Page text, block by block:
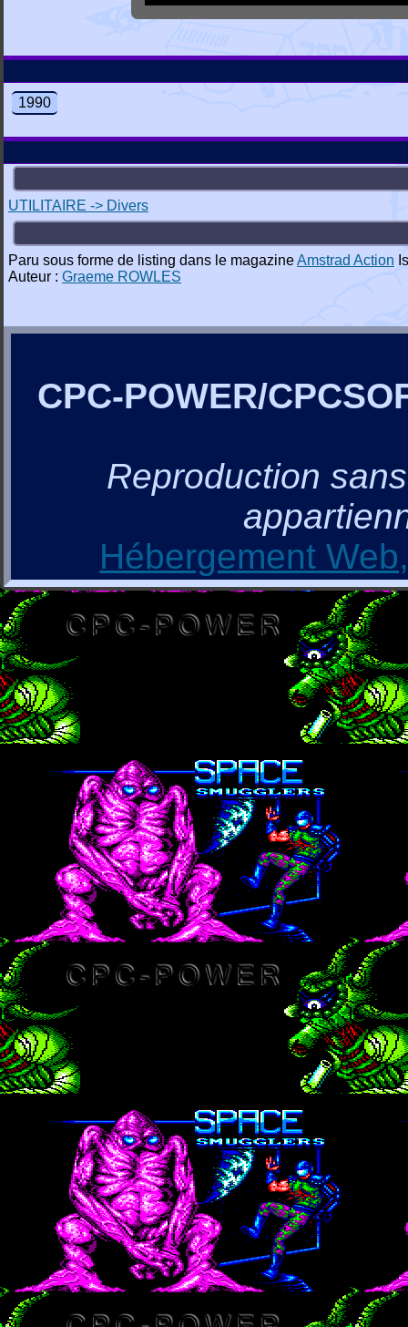
1990
UTILITAIRE -> Divers
Paru sous forme de listing dans le magazineAmstrad Action
Auteur : Graeme ROWLES
CPC-POWER/
Reproduction
Hébergement